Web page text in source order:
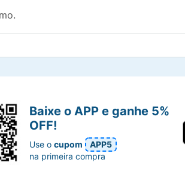
Baixe o APP e ganhe 5%
OFF!
Use ocupom
APP5
na primeira compra